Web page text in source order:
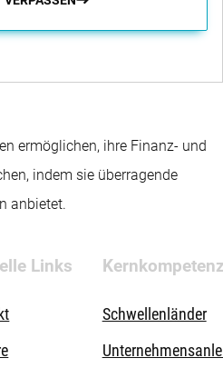
ermöglichen, ihre Finanz- und
indem sie überragende
anbietet.
Links
Schwellenländer